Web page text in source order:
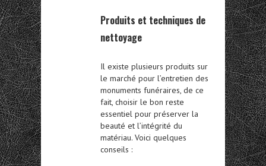
Produits et techniques de
nettoyage
Il existe plusieurs produits sur
le marché pour l’entretien des
monuments funéraires, de ce
fait, choisir le bon reste
essentiel pour préserver la
beauté et l’intégrité du
matériau. Voici quelques
conseils :